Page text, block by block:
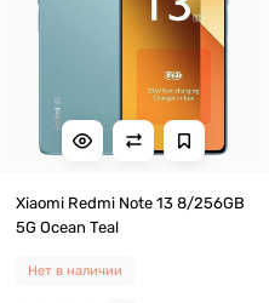
Xiaomi Redmi Note 13 8/256GB
5G Ocean Teal
Нет в наличии